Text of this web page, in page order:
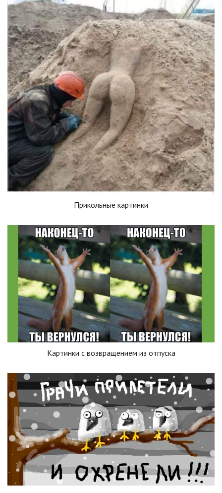
Прикольные картинки
Картинки с возвращением из отпуска